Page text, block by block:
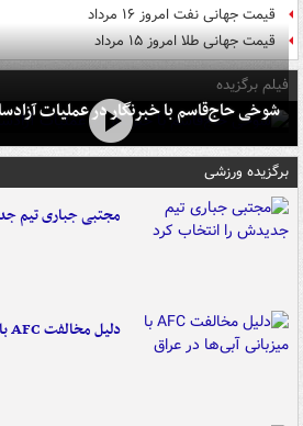
قیمت جهانی نفت امروز ۱۶ مرداد
قیمت جهانی طلا امروز ۱۵ مرداد
فیلم برگزیده
شوخی حاج‌قاسم با خبرنگار در عملیات
برگزیده ورزشی
مجتبی جباری تیم
دلیل مخالفت AFC با میزبانی آبی‌ها در عراق